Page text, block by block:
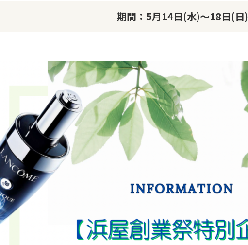
期間：5月14日(水)～18日(日)